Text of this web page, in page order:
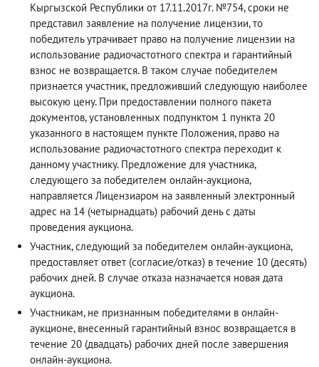
Кыргызской Республики от 17.11.2017г. №754, сроки не
представил заявление на получение лицензии, то
победитель утрачивает право на получение лицензии на
использование радиочастотного спектра и гарантийный
взнос не возвращается. В таком случае победителем
признается участник, предложивший следующую наиболее
высокую цену. При предоставлении полного пакета
документов, установленных подпунктом 1 пункта 20
указанного в настоящем пункте Положения, право на
использование радиочастотного спектра переходит к
данному участнику. Предложение для участника,
следующего за победителем онлайн-аукциона,
направляется Лицензиаром на заявленный электронный
адрес на 14 (четырнадцать) рабочий день с даты
проведения аукциона.
Участник, следующий за победителем онлайн-аукциона,
предоставляет ответ (согласие/отказ) в течение 10 (десять)
рабочих дней. В случае отказа назначается новая дата
аукциона.
Участникам, не признанным победителями в онлайн-
аукционе, внесенный гарантийный взнос возвращается в
течение 20 (двадцать) рабочих дней после завершения
онлайн-аукциона.